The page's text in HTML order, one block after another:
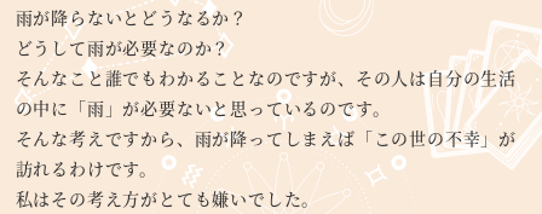
雨が降らないとどうなるか？
どうして雨が必要なのか？
そんなこと誰でもわかることなのですが、その人は自分の生活
の中に「雨」が必要ないと思っているのです。
そんな考えですから、雨が降ってしまえば「この世の不幸」が
訪れるわけです。
私はその考え方がとても嫌いでした。